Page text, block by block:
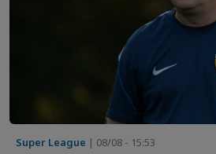
Super League | 08/08 - 15:53